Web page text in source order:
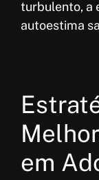
turbulento, a
autoestima
em